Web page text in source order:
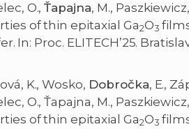
O.,Ťapajna, M.,
of thin epitaxial Ga2O3
In: Proc. ELITECH’25.
K., Wosko, Dobročka, E.,
O., Ťapajna, M.,
of thin epitaxial Ga2O3